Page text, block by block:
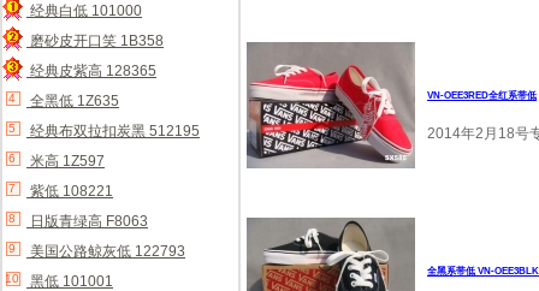
1
经典白低 101000
2
磨砂皮开口笑 1B358
经典皮紫高 128365
4 全黑低 1Z635
5 经典布双拉扣炭黑 512195
6 米高 1Z597
7 紫低 108221
8 日版青绿高 F8063
9 美国公路鲸灰低 122793
10 黑低 101001
VN-OEE3RED全红系带低
2014年2月18号
全黑系带低 VN-OEE3BLK